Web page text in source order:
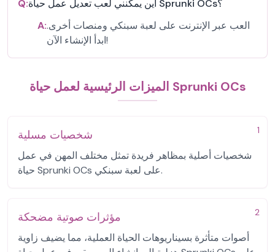
Q:
أين يمكنني لعب تعديل عمل حياة Sprunki OCs؟
A:العب عبر الإنترنت على لعبة سبنكي ومنصات أخرى.
ابدأ الإنشاء الآن!
الميزات الرئيسية لعمل حياة Sprunki OCs
1 شخصيات مسلية
شخصيات أصلية بمظاهر فريدة تمثل مختلف المهن في عمل
حياة Sprunki OCs على لعبة سبنكي.
2 مؤثرات صوتية مضحكة
أصوات متأثرة بسيناريوهات الحياة العملية، مما يضيف زاوية